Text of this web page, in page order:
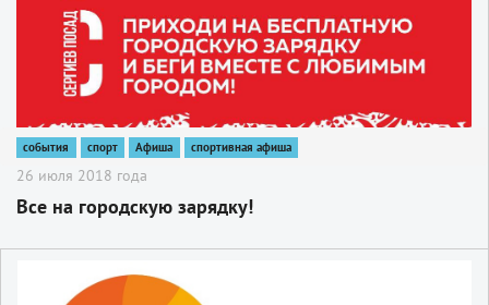
события спорт Афиша спортивная афиша
26 июля 2018 года
Все на городскую зарядку!